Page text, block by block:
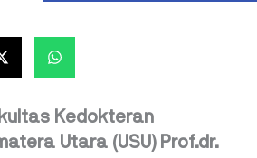
Kedokteran
Utara (USU) Prof.dr.